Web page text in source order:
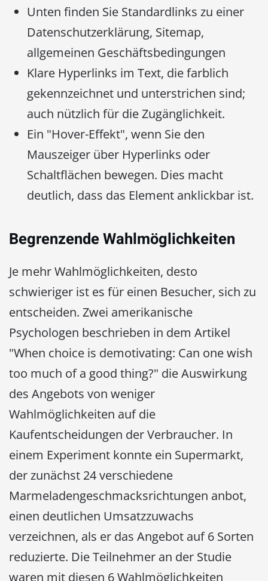
Unten finden Sie Standardlinks zu einer
Datenschutzerklärung, Sitemap,
allgemeinen Geschäftsbedingungen
Klare Hyperlinks im Text, die farblich
gekennzeichnet und unterstrichen sind;
auch nützlich für die Zugänglichkeit.
Ein "Hover-Effekt", wenn Sie den
Mauszeiger über Hyperlinks oder
Schaltflächen bewegen. Dies macht
deutlich, dass das Element anklickbar ist.
Begrenzende Wahlmöglichkeiten
Je mehr Wahlmöglichkeiten, desto
schwieriger ist es für einen Besucher, sich zu
entscheiden. Zwei amerikanische
Psychologen beschrieben in dem Artikel
"When choice is demotivating: Can one wish
too much of a good thing?" die Auswirkung
des Angebots von weniger
Wahlmöglichkeiten auf die
Kaufentscheidungen der Verbraucher. In
einem Experiment konnte ein Supermarkt,
der zunächst 24 verschiedene
Marmeladengeschmacksrichtungen anbot,
einen deutlichen Umsatzzuwachs
verzeichnen, als er das Angebot auf 6 Sorten
reduzierte. Die Teilnehmer an der Studie
waren mit diesen 6 Wahlmöglichkeiten